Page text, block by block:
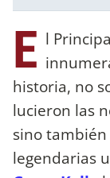
E l
historia, no
lucieron las
sino
legendarias